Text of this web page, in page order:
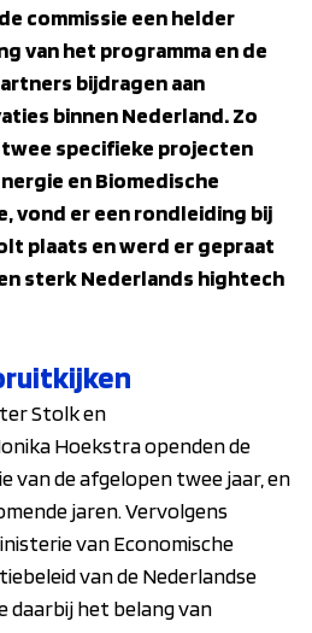
commissie een helder
van het programma en de
bijdragen aan
binnen Nederland. Zo
specifieke projecten
en Biomedische
vond er een rondleiding bij
plaats en werd er gepraat
sterk Nederlands hightech
Stolk en
Hoekstra openden de
van de afgelopen twee jaar, en
jaren. Vervolgens
van Economische
van de Nederlandse
daarbij het belang van